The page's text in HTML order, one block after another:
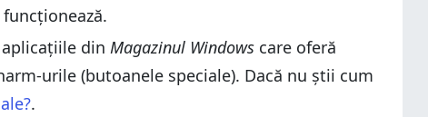
din Magazinul Windows care oferă
urile (butoanele speciale). Dacă nu știi cum
.